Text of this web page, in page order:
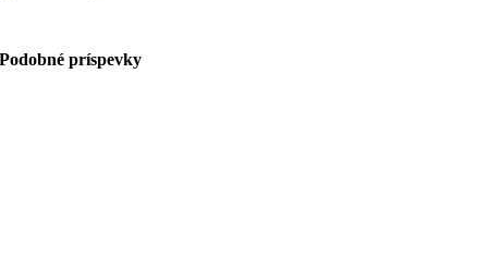
Podobné príspevky